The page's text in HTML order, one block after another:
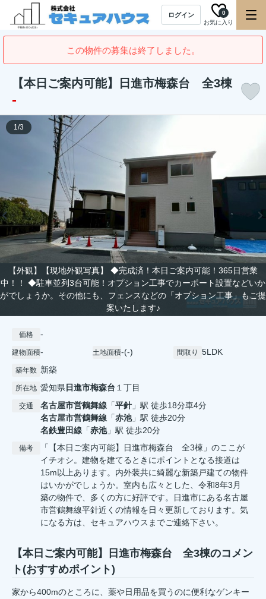
ログイン
お気に入り
0
この物件の募集は終了しました。
【本日ご案内可能】日進市梅森台 全3棟
-
【外観】【現地外観写真】 ◆完成済！本日ご案内可能！365日営業
中！！ ◆駐車並列3台可能！オプション工事でカーポート設置などいか
がでしょうか。その他にも、フェンスなどの「オプション工事」もご提
案いたします♪
1/3
価格 -
建物面積- 土地面積-(-) 間取り 5LDK
築年数 新築
所在地 愛知県日進市梅森台 １丁目
交通 名古屋市営鶴舞線 「平針 」駅 徒歩18分車4分
名古屋市営鶴舞線 「赤池」駅 徒歩20分
名鉄豊田線 「赤池」駅 徒歩20分
備考
「【本日ご案内可能】日進市梅森台 全3棟」のここが
イチオシ。建物を建てるときにポイントとなる接道は
15m以上あります。内外装共に綺麗な新築戸建ての物件
はいかがでしょうか。室内も広々とした、令和8年3月
築の物件で、多くの方に好評です。日進市にある名古屋
市営鶴舞線平針近くの情報を日々更新しております。気
になる方は、セキュアハウスまでご連絡下さい。
【本日ご案内可能】日進市梅森台 全3棟のコメン
ト(おすすめポイント)
家から400mのところに、薬や日用品を買うのに便利なゲンキー